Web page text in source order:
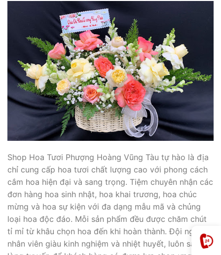
Shop Hoa Tươi Phượng Hoàng Vũng Tàu tự hào là địa
chỉ cung cấp hoa tươi chất lượng cao với phong cách
cắm hoa hiện đại và sang trọng. Tiệm chuyên nhận các
đơn hàng hoa sinh nhật, hoa khai trương, hoa chúc
mừng và hoa sự kiện với đa dạng mẫu mã và chủng
loại hoa độc đáo. Mỗi sản phẩm đều được chăm chút
tỉ mỉ từ khâu chọn hoa đến khi hoàn thành. Đội ngũ
nhân viên giàu kinh nghiệm và nhiệt huyết, luôn sẵn